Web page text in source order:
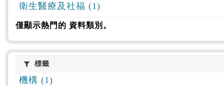
衛生醫療及社福 (1)
僅顯示熱門的 資料類別。
標籤標籤
機構 (1)